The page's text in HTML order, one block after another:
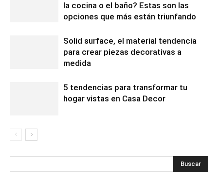
la cocina o el baño? Estas son las
opciones que más están triunfando
Solid surface, el material tendencia
para crear piezas decorativas a
medida
5 tendencias para transformar tu
hogar vistas en Casa Decor